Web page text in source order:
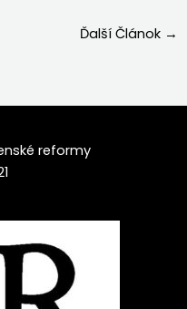
Ďalší Článok →
reformy